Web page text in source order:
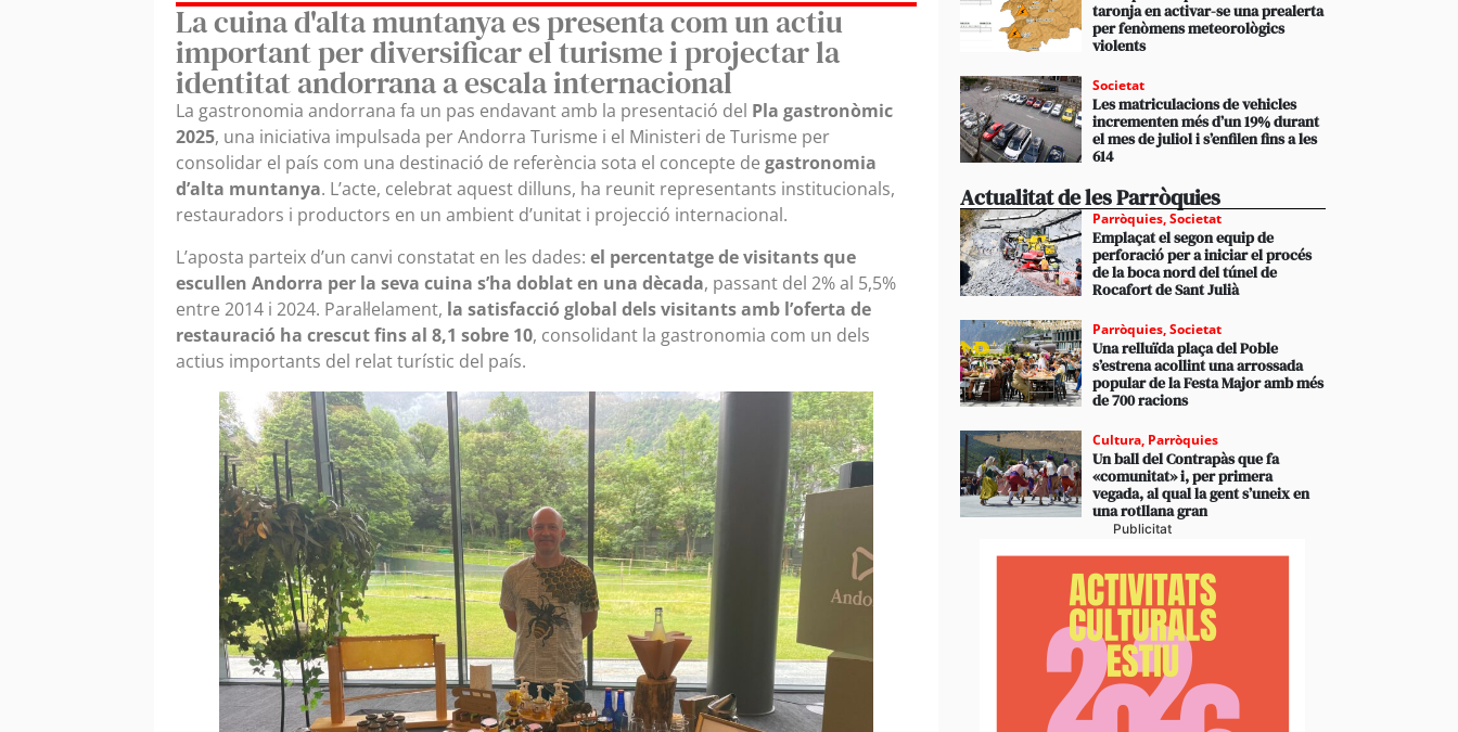
La cuina d'alta muntanya es presenta com un actiu
important per diversificar el turisme i projectar la
identitat andorrana a escala internacional
La gastronomia andorrana fa un pas endavant amb la presentació del Pla gastronòmic
2025, una iniciativa impulsada per Andorra Turisme i el Ministeri de Turisme per
consolidar el país com una destinació de referència sota el concepte de gastronomia
d’alta muntanya. L’acte, celebrat aquest dilluns, ha reunit representants institucionals,
restauradors i productors en un ambient d’unitat i projecció internacional.
L’aposta parteix d’un canvi constatat en les dades: el percentatge de visitants que
escullen Andorra per la seva cuina s’ha doblat en una dècada, passant del 2% al 5,5%
entre 2014 i 2024. Paral·lelament, la satisfacció global dels visitants amb l’oferta de
restauració ha crescut fins al 8,1 sobre 10, consolidant la gastronomia com un dels
actius importants del relat turístic del país.
taronja en activar-se una prealerta
per fenòmens meteorològics
violents
Societat
Les matriculacions de vehicles
incrementen més d’un 19% durant
el mes de juliol i s’enfilen fins a les
614
Actualitat de les Parròquies
Parròquies,Societat
Emplaçat el segon equip de
perforació per a iniciar el procés
de la boca nord del túnel de
Rocafort de Sant Julià
Parròquies,Societat
Una relluïda plaça del Poble
s’estrena acollint una arrossada
popular de la Festa Major amb més
de 700 racions
Cultura, Parròquies
Un ball del Contrapàs que fa
«comunitat» i, per primera
vegada, al qual la gent s’uneix en
una rotllana gran
Publicitat